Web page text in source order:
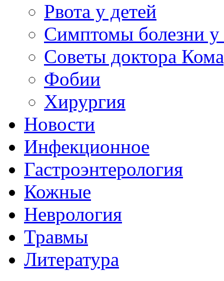
Рвота у детей
Симптомы болезни у
Советы доктора
Фобии
Хирургия
Новости
Инфекционное
Гастроэнтерология
Кожные
Неврология
Травмы
Литература